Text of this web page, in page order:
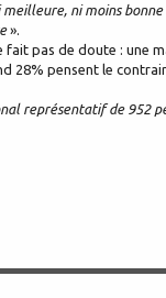
meilleure, ni moins bonne
».
pas de doute : une
28% pensent le
représentatif de 952